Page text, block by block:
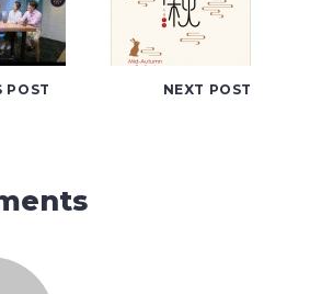
POST NEXT POST